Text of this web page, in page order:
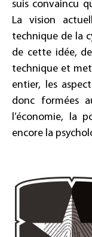
suis convaincu
La vision
technique de la
de cette idée,
technique et
entier, les
donc formées
l’économie, la
encore la